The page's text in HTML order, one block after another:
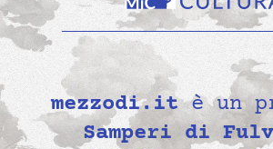
mezzodi.itè un
Samperi di